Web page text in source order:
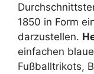
1850 in Form
darzustellen.
einfachen
Fußballtrikots,